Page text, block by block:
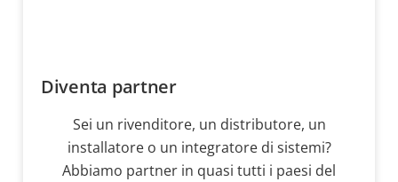
Diventa partner
Sei un rivenditore, un distributore, un
installatore o un integratore di sistemi?
Abbiamo partner in quasi tutti i paesi del